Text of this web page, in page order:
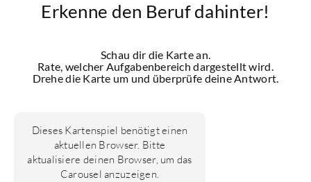
Erkenne den Beruf dahinter!
Schau dir die Karte an.
Rate, welcher Aufgabenbereich dargestellt wird.
Drehe die Karte um und überprüfe deine Antwort.
Dieses Kartenspiel benötigt einen
aktuellen Browser. Bitte
aktualisiere deinen Browser, um das
Carousel anzuzeigen.